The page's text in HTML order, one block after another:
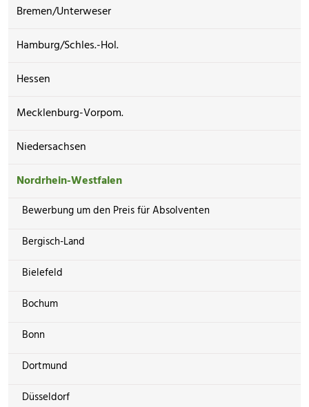
Bremen/Unterweser
Hamburg/Schles.-Hol.
Hessen
Mecklenburg-Vorpom.
Niedersachsen
Nordrhein-Westfalen
Bewerbung um den Preis für Absolventen
Bergisch-Land
Bielefeld
Bochum
Bonn
Dortmund
Düsseldorf